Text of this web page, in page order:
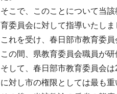
そこで、このことについて当
育委員会に対して指導いたしま
これを受け、春日部市教育委
この間、県教育委員会職員が
そして、春日部市教育委員会
に対し市の権限としては最も